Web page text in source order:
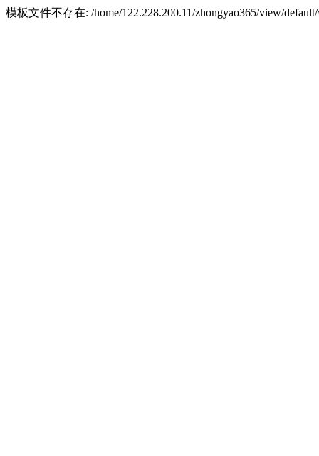
模板文件不存在: /home/122.228.200.11/zhongyao365/view/default/